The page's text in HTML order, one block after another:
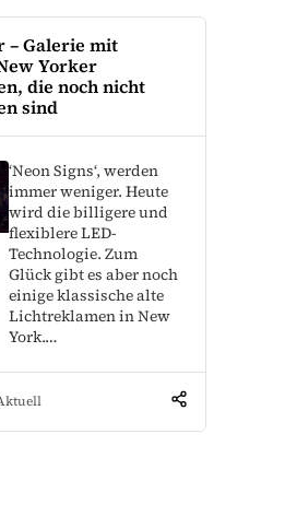
– Galerie mit
Yorker
die noch nicht
sind
‘Neon Signs‘, werden
immer weniger. Heute
wird die billigere und
flexiblere LED-
Technologie. Zum
Glück gibt es aber noch
einige klassische alte
Lichtreklamen in New
York.…